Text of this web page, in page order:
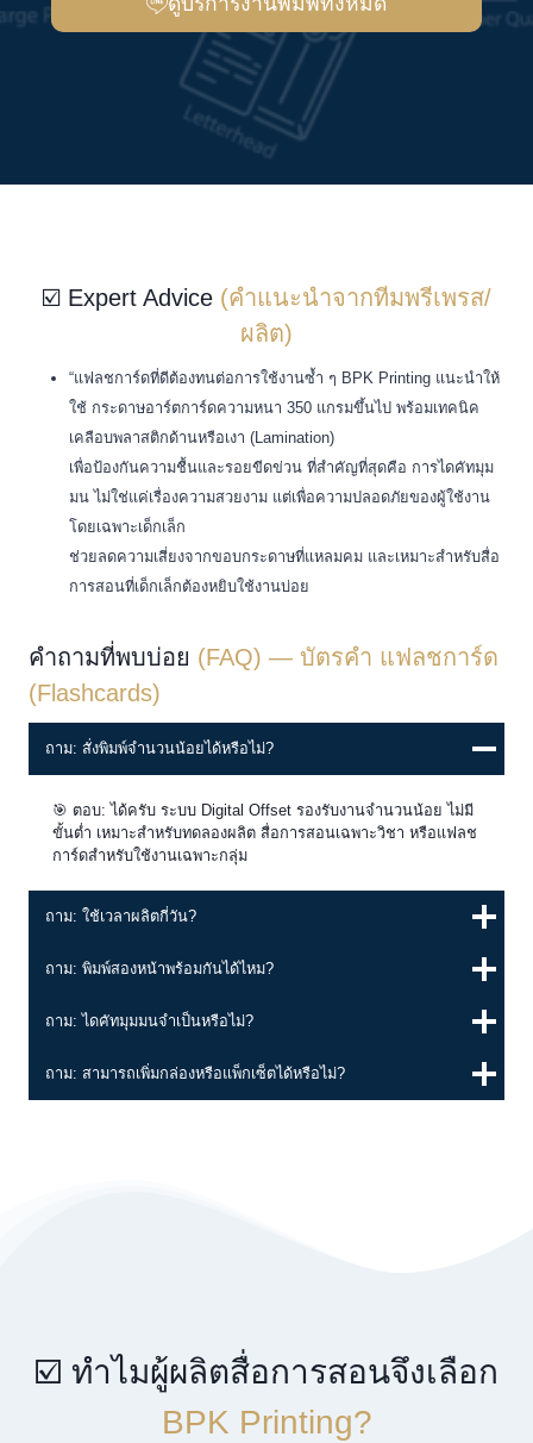
☑️ Expert Advice (คำแนะนำจากทีมพรีเพรส/
ผลิต)
“แฟลชการ์ดที่ดีต้องทนต่อการใช้งานซ้ำ ๆ BPK Printing แนะนำให้
ใช้ กระดาษอาร์ตการ์ดความหนา 350 แกรมขึ้นไป พร้อมเทคนิค
เคลือบพลาสติกด้านหรือเงา (Lamination)
เพื่อป้องกันความชื้นและรอยขีดข่วน ที่สำคัญที่สุดคือ การไดคัทมุม
มน ไม่ใช่แค่เรื่องความสวยงาม แต่เพื่อความปลอดภัยของผู้ใช้งาน
โดยเฉพาะเด็กเล็ก
ช่วยลดความเสี่ยงจากขอบกระดาษที่แหลมคม และเหมาะสำหรับสื่อ
การสอนที่เด็กเล็กต้องหยิบใช้งานบ่อย
คำถามที่พบบ่อย (FAQ) — บัตรคำ แฟลชการ์ด
(Flashcards)
ถาม: สั่งพิมพ์จำนวนน้อยได้หรือไม่?
🎯 ตอบ: ได้ครับ ระบบ Digital Offset รองรับงานจำนวนน้อย ไม่มี
ขั้นต่ำ เหมาะสำหรับทดลองผลิต สื่อการสอนเฉพาะวิชา หรือแฟลช
การ์ดสำหรับใช้งานเฉพาะกลุ่ม
ถาม: ใช้เวลาผลิตกี่วัน?
ถาม: พิมพ์สองหน้าพร้อมกันได้ไหม?
ถาม: ไดคัทมุมมนจำเป็นหรือไม่?
ถาม: สามารถเพิ่มกล่องหรือแพ็กเซ็ตได้หรือไม่?
☑️ ทำไมผู้ผลิตสื่อการสอนจึงเลือก
BPK Printing?